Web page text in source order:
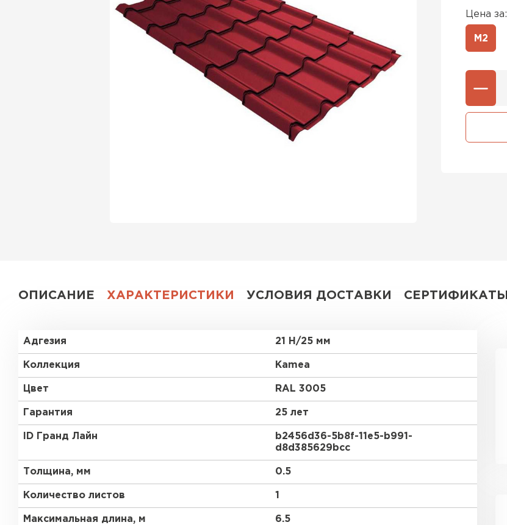
Цена за:
М2
ОПИСАНИЕ ХАРАКТЕРИСТИКИ УСЛОВИЯ ДОСТАВКИ СЕРТИФИКАТЫ
Адгезия 21 Н/25 мм
Коллекция Kamea
Цвет RAL 3005
Гарантия 25 лет
ID Гранд Лайн
b2456d36-5b8f-11e5-b991-
d8d385629bcc
Толщина, мм 0.5
Количество листов 1
Максимальная длина, м 6.5